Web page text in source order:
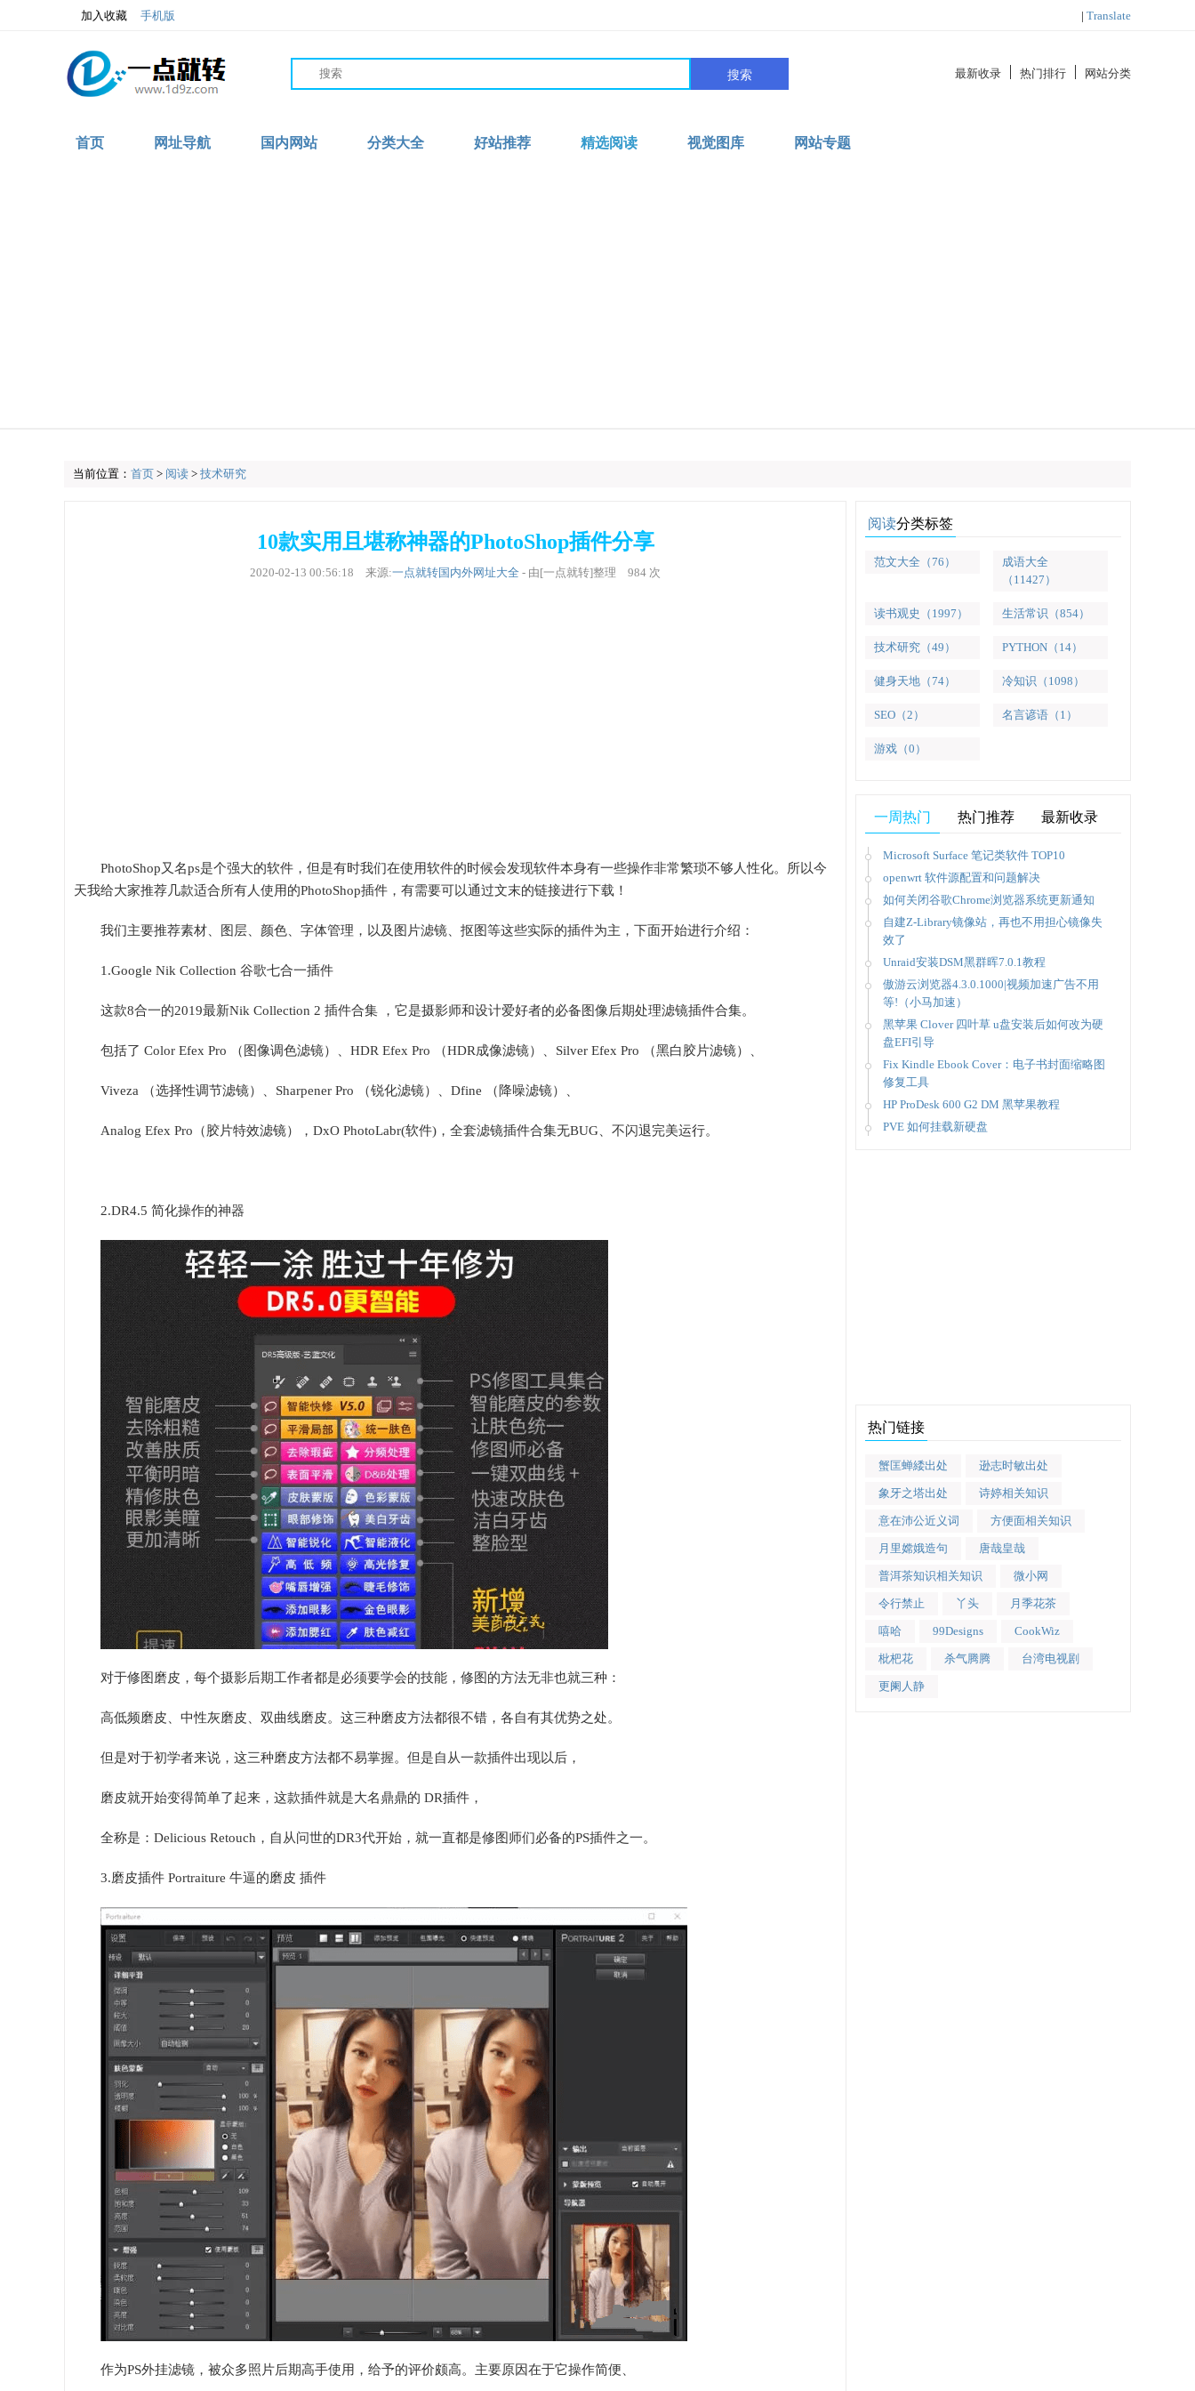
加入收藏 手机版 | Translate
搜索 最新收录 热门排行 网站分类
首页 网址导航 国内网站 分类大全 好站推荐 精选阅读 视觉图库 网站专题
当前位置： 首页 > 阅读 > 技术研究
10款实用且堪称神器的PhotoShop插件分享
2020-02-13 00:56:18 来源:一点就转国内外网址大全 - 由[一点就转]整理 984 次
PhotoShop又名ps是个强大的软件，但是有时我们在使用软件的时候会发现软件本身有一些操作非常繁琐不够人性化。所以今
天我给大家推荐几款适合所有人使用的PhotoShop插件，有需要可以通过文末的链接进行下载！
我们主要推荐素材、图层、颜色、字体管理，以及图片滤镜、抠图等这些实际的插件为主，下面开始进行介绍：
1.Google Nik Collection 谷歌七合一插件
这款8合一的2019最新Nik Collection 2 插件合集 ，它是摄影师和设计爱好者的必备图像后期处理滤镜插件合集。
包括了 Color Efex Pro （图像调色滤镜）、HDR Efex Pro （HDR成像滤镜）、Silver Efex Pro （黑白胶片滤镜）、
Viveza （选择性调节滤镜）、Sharpener Pro （锐化滤镜）、Dfine （降噪滤镜）、
Analog Efex Pro（胶片特效滤镜），DxO PhotoLabr(软件)，全套滤镜插件合集无BUG、不闪退完美运行。
2.DR4.5 简化操作的神器
对于修图磨皮，每个摄影后期工作者都是必须要学会的技能，修图的方法无非也就三种：
高低频磨皮、中性灰磨皮、双曲线磨皮。这三种磨皮方法都很不错，各自有其优势之处。
但是对于初学者来说，这三种磨皮方法都不易掌握。但是自从一款插件出现以后，
磨皮就开始变得简单了起来，这款插件就是大名鼎鼎的 DR插件，
全称是：Delicious Retouch，自从问世的DR3代开始，就一直都是修图师们必备的PS插件之一。
3.磨皮插件 Portraiture 牛逼的磨皮 插件
作为PS外挂滤镜，被众多照片后期高手使用，给予的评价颇高。主要原因在于它操作简便、
阅读分类标签
范文大全（76）
成语大全
（11427）
读书观史（1997） 生活常识（854）
技术研究（49） PYTHON（14）
健身天地（74） 冷知识（1098）
SEO（2） 名言谚语（1）
游戏（0）
一周热门 热门推荐 最新收录
Microsoft Surface 笔记类软件 TOP10
openwrt 软件源配置和问题解决
如何关闭谷歌Chrome浏览器系统更新通知
自建Z-Library镜像站，再也不用担心镜像失
效了
Unraid安装DSM黑群晖7.0.1教程
傲游云浏览器4.3.0.1000|视频加速广告不用
等!（小马加速）
黑苹果 Clover 四叶草 u盘安装后如何改为硬
盘EFI引导
Fix Kindle Ebook Cover：电子书封面缩略图
修复工具
HP ProDesk 600 G2 DM 黑苹果教程
PVE 如何挂载新硬盘
热门链接
蟹匡蝉緌出处 逊志时敏出处
象牙之塔出处 诗婷相关知识
意在沛公近义词 方便面相关知识
月里嫦娥造句 唐哉皇哉
普洱茶知识相关知识 微小网
令行禁止 丫头 月季花茶
嘻哈 99Designs CookWiz
枇杷花 杀气腾腾 台湾电视剧
更阑人静